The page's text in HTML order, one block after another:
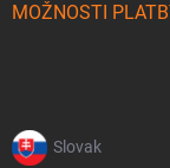
MOŽNOSTI
Slovak